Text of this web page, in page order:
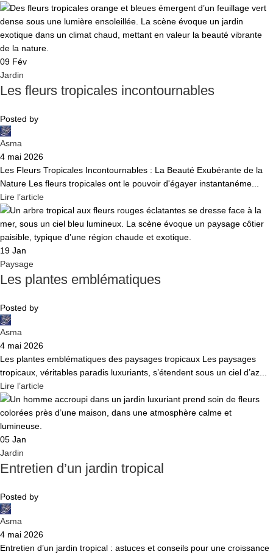
09 Fév
Jardin
Les fleurs tropicales incontournables
Posted by
Asma
4 mai 2026
Les Fleurs Tropicales Incontournables : La Beauté Exubérante de la
Nature Les fleurs tropicales ont le pouvoir d'égayer instantanéme...
Lire l’article
19 Jan
Paysage
Les plantes emblématiques
Posted by
Asma
4 mai 2026
Les plantes emblématiques des paysages tropicaux Les paysages
tropicaux, véritables paradis luxuriants, s’étendent sous un ciel d’az...
Lire l’article
05 Jan
Jardin
Entretien d’un jardin tropical
Posted by
Asma
4 mai 2026
Entretien d’un jardin tropical : astuces et conseils pour une croissance